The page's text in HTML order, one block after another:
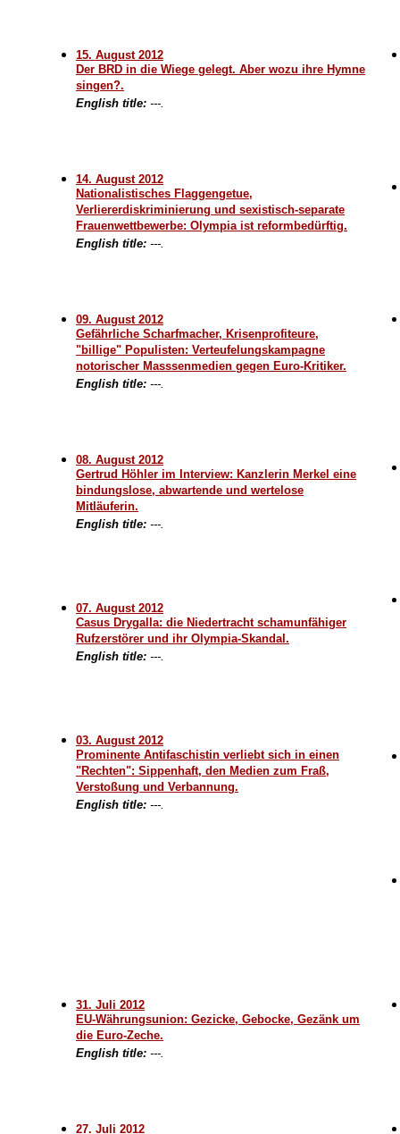
15. August 2012
Der BRD in die Wiege gelegt. Aber wozu ihre Hymne
singen?.
English title: ---.
14. August 2012
Nationalistisches Flaggengetue,
Verliererdiskriminierung und sexistisch-separate
Frauenwettbewerbe: Olympia ist reformbedürftig.
English title: ---.
09. August 2012
Gefährliche Scharfmacher, Krisenprofiteure,
"billige" Populisten: Verteufelungskampagne
notorischer Masssenmedien gegen Euro-Kritiker.
English title: ---.
08. August 2012
Gertrud Höhler im Interview: Kanzlerin Merkel eine
bindungslose, abwartende und wertelose
Mitläuferin.
English title: ---.
07. August 2012
Casus Drygalla: die Niedertracht schamunfähiger
Rufzerstörer und ihr Olympia-Skandal.
English title: ---.
03. August 2012
Prominente Antifaschistin verliebt sich in einen
"Rechten": Sippenhaft, den Medien zum Fraß,
Verstoßung und Verbannung.
English title: ---.
31. Juli 2012
EU-Währungsunion: Gezicke, Gebocke, Gezänk um
die Euro-Zeche.
English title: ---.
27. Juli 2012